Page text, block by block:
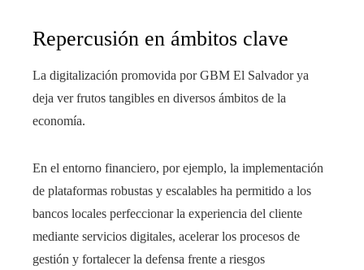
Repercusión en ámbitos clave
La digitalización promovida por GBM El Salvador ya
deja ver frutos tangibles en diversos ámbitos de la
economía.
En el entorno financiero, por ejemplo, la implementación
de plataformas robustas y escalables ha permitido a los
bancos locales perfeccionar la experiencia del cliente
mediante servicios digitales, acelerar los procesos de
gestión y fortalecer la defensa frente a riesgos